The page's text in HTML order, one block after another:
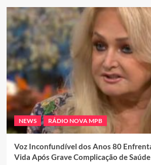
NEWS RÁDIO NOVA MPB
Voz Inconfundível dos Anos 80
Vida Após Grave Complicação de Saúde